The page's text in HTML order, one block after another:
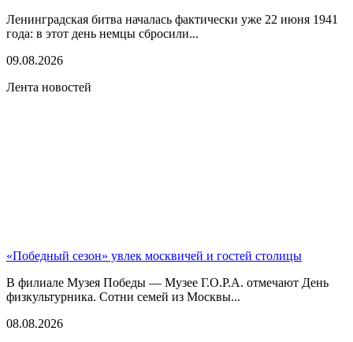
Ленинградская битва началась фактически уже 22 июня 1941
года: в этот день немцы сбросили...
09.08.2026
Лента новостей
«Победный сезон» увлек москвичей и гостей столицы
В филиале Музея Победы — Музее Г.О.Р.А. отмечают День
физкультурника. Сотни семей из Москвы...
08.08.2026